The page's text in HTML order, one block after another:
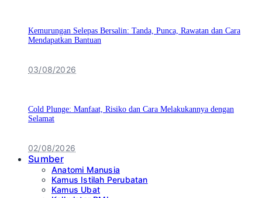
Kemurungan Selepas Bersalin: Tanda, Punca, Rawatan dan Cara
Mendapatkan Bantuan
03/08/2026
Cold Plunge: Manfaat, Risiko dan Cara Melakukannya dengan
Selamat
02/08/2026
Sumber
Anatomi Manusia
Kamus Istilah Perubatan
Kamus Ubat